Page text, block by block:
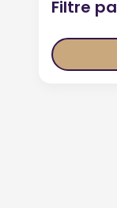
Filtre